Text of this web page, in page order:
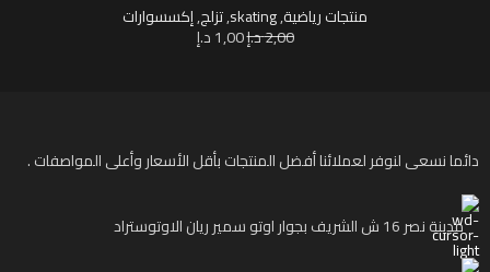
منتجات رياضية,
skating
,تزلج,إكسسوارات
2,00د.إ1,00د.إ
دائما نسعى لنوفر لعملائنا أفضل المنتجات بأقل الأسعار وأعلى المواصفات .
مدينة نصر 16 ش الشريف بجوار اوتو سمير ريان الاوتوستراد